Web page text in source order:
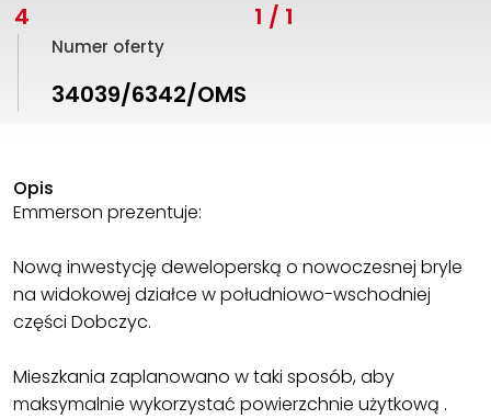
4 1 / 1
Numer oferty
34039/6342/OMS
Opis
Emmerson prezentuje:
Nową inwestycję deweloperską o nowoczesnej bryle
na widokowej działce w południowo-wschodniej
części Dobczyc.
Mieszkania zaplanowano w taki sposób, aby
maksymalnie wykorzystać powierzchnie użytkową .